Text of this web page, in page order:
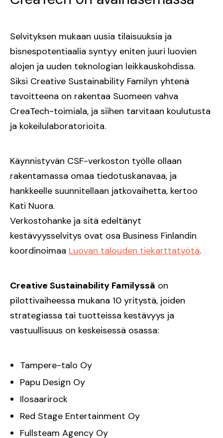
Selvityksen mukaan uusia tilaisuuksia ja
bisnespotentiaalia syntyy eniten juuri luovien
alojen ja uuden teknologian leikkauskohdissa.
Siksi Creative Sustainability Familyn yhtenä
tavoitteena on rakentaa Suomeen vahva
CreaTech-toimiala, ja siihen tarvitaan koulutusta
ja kokeilulaboratorioita.
Käynnistyvän CSF-verkoston työlle ollaan
rakentamassa omaa tiedotuskanavaa, ja
hankkeelle suunnitellaan jatkovaihetta, kertoo
Kati Nuora.
Verkostohanke ja sitä edeltänyt
kestävyysselvitys ovat osa Business Finlandin
koordinoimaa Luovan talouden tiekarttatyötä.
Creative Sustainability Familyssä on
pilottivaiheessa mukana 10 yritystä, joiden
strategiassa tai tuotteissa kestävyys ja
vastuullisuus on keskeisessä osassa:
Tampere-talo Oy
Papu Design Oy
Ilosaarirock
Red Stage Entertainment Oy
Fullsteam Agency Oy